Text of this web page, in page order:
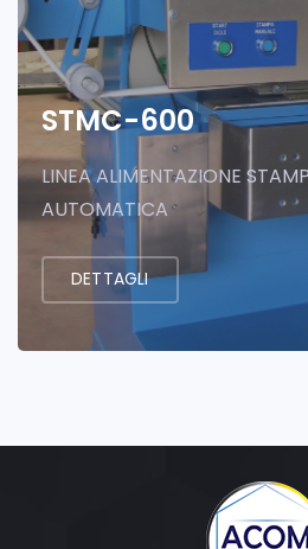
STMC-600
LINEA ALIMENTAZIONE
AUTOMATICA
DETTAGLI